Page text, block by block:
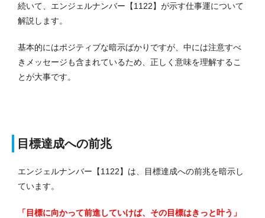
続いて、エンジェルナンバー【1122】が示す仕事運について
解説します。
基本的にはポジティブな暗示ばかりですが、中には注意すべ
きメッセージも含まれているため、正しく意味を理解するこ
とが大事です。
目標達成への前兆
エンジェルナンバー【1122】は、目標達成への前兆を暗示し
ています。
「目標に向かって前進していけば、その目標はきっと叶う」